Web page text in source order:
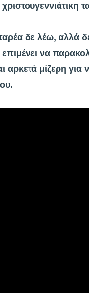
δε λέω, αλλά
επιμένει να
αρκετά μίζερη για